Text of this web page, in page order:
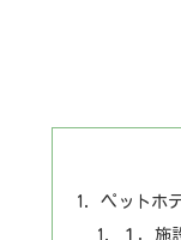
ペットホ
１．施